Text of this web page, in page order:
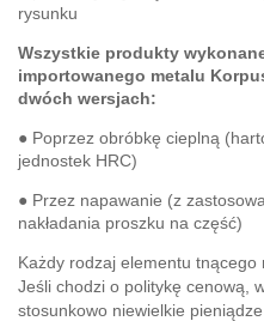
rysunku
Wszystkie produkty
importowanego metalu
dwóch wersjach:
● Poprzez obróbkę cieplną
jednostek HRC)
● Przez napawanie (z
nakładania proszku na część)
Każdy rodzaj elementu tnącego
Jeśli chodzi o politykę cenową,
stosunkowo niewielkie